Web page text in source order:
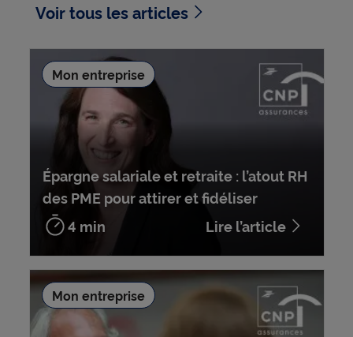
Voir tous les articles
Épargne salariale et retraite : l’atout RH
des PME pour attirer et fidéliser
4 min
Lire l’article
Mon entreprise
Mon entreprise